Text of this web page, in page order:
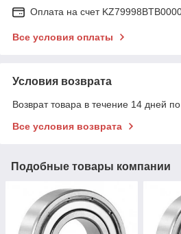
Оплата на счет
Все условия оплаты
Условия возврата
Возврат товара в течение 14 дней
Все условия возврата
Подобные товары компании